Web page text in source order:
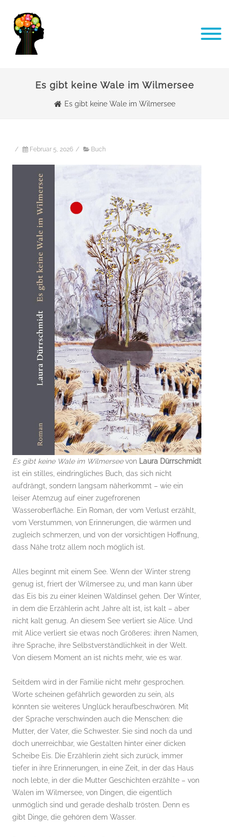
Es gibt keine Wale im Wilmersee
Es gibt keine Wale im Wilmersee
/ Februar 5, 2026 / Buch
Es gibt keine Wale im Wilmerseevon Laura Dürrschmidt
ist ein stilles, eindringliches Buch, das sich nicht
aufdrängt, sondern langsam näherkommt – wie ein
leiser Atemzug auf einer zugefrorenen
Wasseroberfläche. Ein Roman, der vom Verlust erzählt,
vom Verstummen, von Erinnerungen, die wärmen und
zugleich schmerzen, und von der vorsichtigen Hoffnung,
dass Nähe trotz allem noch möglich ist.
Alles beginnt mit einem See. Wenn der Winter streng
genug ist, friert der Wilmersee zu, und man kann über
das Eis bis zu einer kleinen Waldinsel gehen. Der Winter,
in dem die Erzählerin acht Jahre alt ist, ist kalt – aber
nicht kalt genug. An diesem See verliert sie Alice. Und
mit Alice verliert sie etwas noch Größeres: ihren Namen,
ihre Sprache, ihre Selbstverständlichkeit in der Welt.
Von diesem Moment an ist nichts mehr, wie es war.
Seitdem wird in der Familie nicht mehr gesprochen.
Worte scheinen gefährlich geworden zu sein, als
könnten sie weiteres Unglück heraufbeschwören. Mit
der Sprache verschwinden auch die Menschen: die
Mutter, der Vater, die Schwester. Sie sind noch da und
doch unerreichbar, wie Gestalten hinter einer dicken
Scheibe Eis. Die Erzählerin zieht sich zurück, immer
tiefer in ihre Erinnerungen, in eine Zeit, in der das Haus
noch lebte, in der die Mutter Geschichten erzählte – von
Walen im Wilmersee, von Dingen, die eigentlich
unmöglich sind und gerade deshalb trösten. Denn es
gibt Dinge, die gehören dem Wasser.